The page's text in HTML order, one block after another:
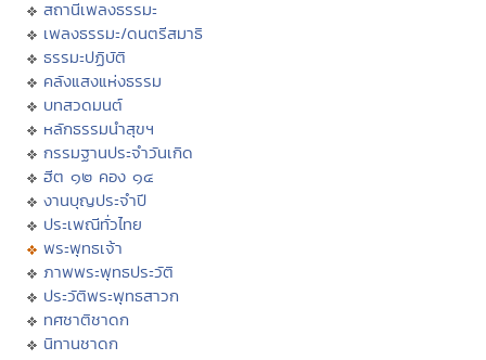
สถานีเพลงธรรมะ
เพลงธรรมะ/ดนตรีสมาธิ
ธรรมะปฏิบัติ
คลังแสงแห่งธรรม
บทสวดมนต์
หลักธรรมนำสุขฯ
กรรมฐานประจำวันเกิด
ฮีต ๑๒ คอง ๑๔
งานบุญประจำปี
ประเพณีทั่วไทย
พระพุทธเจ้า
ภาพพระพุทธประวัติ
ประวัติพระพุทธสาวก
ทศชาติชาดก
นิทานชาดก